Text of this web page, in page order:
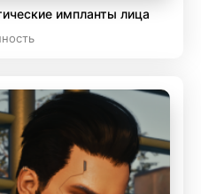
импланты лица